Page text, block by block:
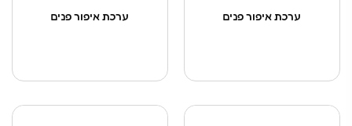
ערכת איפור פנים ערכת איפור פנים